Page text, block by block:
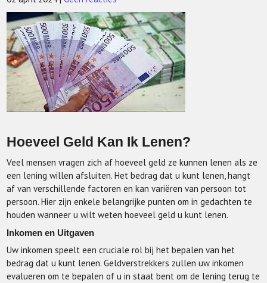
Hoeveel Geld Kan Ik Lenen?
Veel mensen vragen zich af hoeveel geld ze kunnen lenen als ze
een lening willen afsluiten. Het bedrag dat u kunt lenen, hangt
af van verschillende factoren en kan variëren van persoon tot
persoon. Hier zijn enkele belangrijke punten om in gedachten te
houden wanneer u wilt weten hoeveel geld u kunt lenen.
Inkomen en Uitgaven
Uw inkomen speelt een cruciale rol bij het bepalen van het
bedrag dat u kunt lenen. Geldverstrekkers zullen uw inkomen
evalueren om te bepalen of u in staat bent om de lening terug te